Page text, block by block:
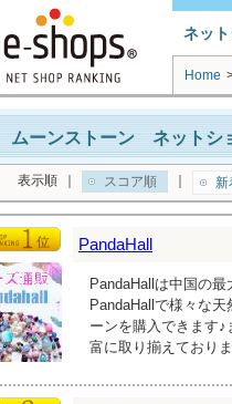
ネッ
Home
ムーンストーン ネットシ
表示順 スコア順 新
PandaHall
PandaHallは中国の
PandaHallで様々な
ーンを購入できます
富に取り揃えており